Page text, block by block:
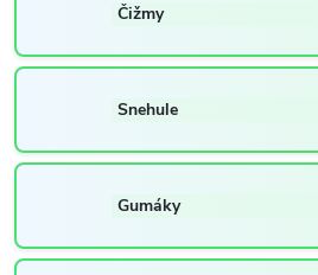
Čižmy
Snehule
Gumáky